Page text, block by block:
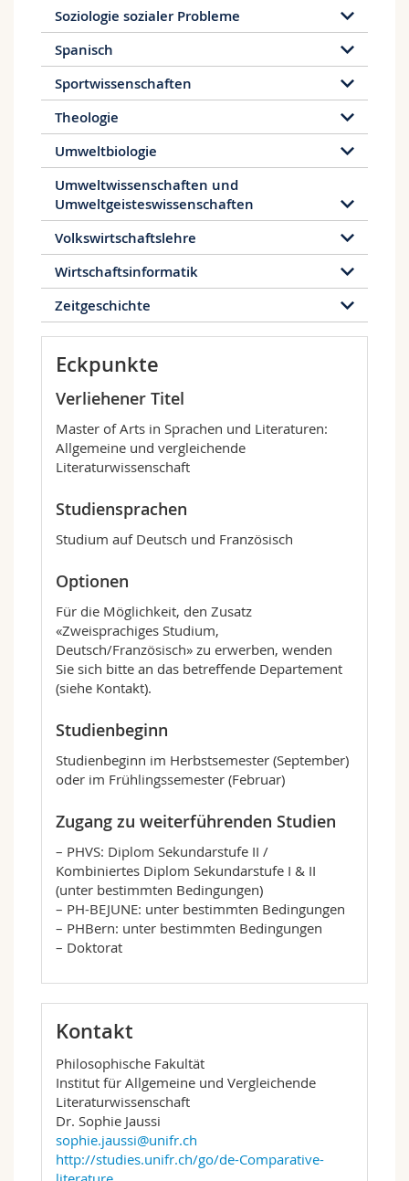
Soziologie sozialer Probleme
Spanisch
Sportwissenschaften
Theologie
Umweltbiologie
Umweltwissenschaften und
Umweltgeisteswissenschaften
Volkswirtschaftslehre
Wirtschaftsinformatik
Zeitgeschichte
Eckpunkte
Verliehener Titel
Master of Arts in Sprachen und Literaturen:
Allgemeine und vergleichende
Literaturwissenschaft
Studiensprachen
Studium auf Deutsch und Französisch
Optionen
Für die Möglichkeit, den Zusatz
«Zweisprachiges Studium,
Deutsch/Französisch» zu erwerben, wenden
Sie sich bitte an das betreffende Departement
(siehe Kontakt).
Studienbeginn
Studienbeginn im Herbstsemester (September)
oder im Frühlingssemester (Februar)
Zugang zu weiterführenden Studien
– PHVS: Diplom Sekundarstufe II /
Kombiniertes Diplom Sekundarstufe I & II
(unter bestimmten Bedingungen)
– PH-BEJUNE: unter bestimmten Bedingungen
– PHBern: unter bestimmten Bedingungen
– Doktorat
Kontakt
Philosophische Fakultät
Institut für Allgemeine und Vergleichende
Literaturwissenschaft
Dr. Sophie Jaussi
sophie.jaussi@unifr.ch
http://studies.unifr.ch/go/de-Comparative-